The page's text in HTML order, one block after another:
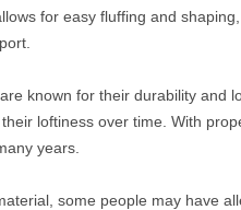
for easy fluffing and
known for their durability and
loftiness over time. With
years.
some people may have